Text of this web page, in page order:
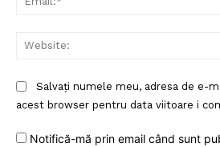
Salvați numele meu, adresa de e-
acest browser pentru data viitoare i
Notifică-mă prin email când sunt